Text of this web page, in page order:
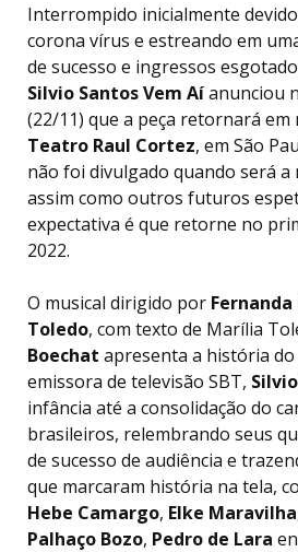
Interrompido inicialmente
corona vírus e estreando em
de sucesso e ingressos
Silvio Santos Vem Aíanunciou
(22/11) que a peça retornará
Teatro Raul Cortez, em São
não foi divulgado quando será a
assim como outros futuros
expectativa é que retorne no
2022.
O musical dirigido por
Toledo, com texto de Marília
Boechat apresenta a história
emissora de televisão SBT,
infância até a consolidação do
brasileiros, relembrando seus
de sucesso de audiência e
que marcaram história na tela,
Hebe Camargo, Elke Maravilha
Palhaço Bozo, Pedro de Lara